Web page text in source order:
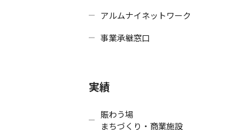
アルムナイネットワーク
事業承継窓口
実績
賑わう場
まちづくり・商業施設